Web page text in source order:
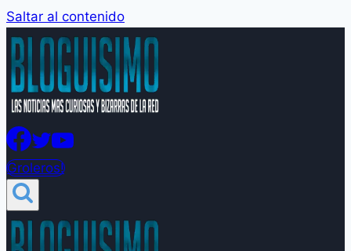
Saltar al contenido
Groleros!